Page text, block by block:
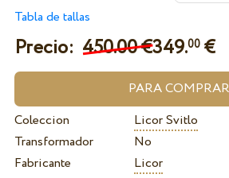
Tabla de tallas
Precio: 450.00 €349.00€
Coleccion
Licor Svitlo
Transformador
No
Fabricante
Licor